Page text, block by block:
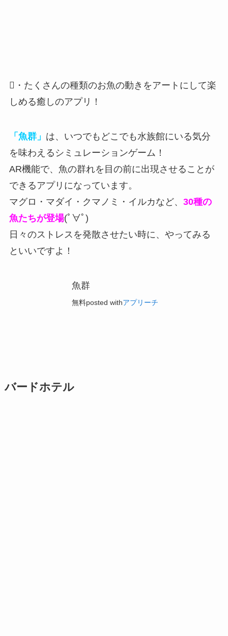
・たくさんの種類のお魚の動きをアートにして楽
しめる癒しのアプリ！
「魚群」 は、いつでもどこでも水族館にいる気分
を味わえるシミュレーションゲーム！
AR機能で、魚の群れを目の前に出現させることが
できるアプリになっています。
マグロ・マダイ・クマノミ・イルカなど、 30種の
魚たちが登場(ﾟ∀ﾟ)
日々のストレスを発散させたい時に、やってみる
といいですよ！
魚群
無料posted withアプリーチ
バードホテル